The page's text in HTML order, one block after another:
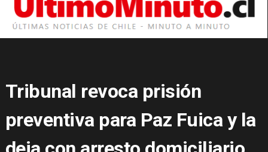
Tribunal revoca prisión
preventiva para Paz Fuica y la